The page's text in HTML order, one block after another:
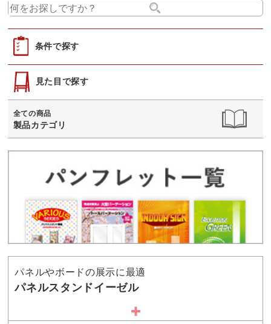
条件で探す
見た目で探す
全ての商品
製品カテゴリ
パネルやボードの展示に最適
パネルスタンドイーゼル